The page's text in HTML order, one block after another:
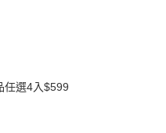
任選4入$599